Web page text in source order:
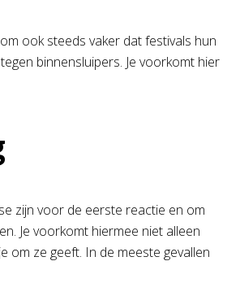
ook steeds vaker dat festivals hun
binnensluipers. Je voorkomt hier
zijn voor de eerste reactie en om
Je voorkomt hiermee niet alleen
om ze geeft. In de meeste gevallen